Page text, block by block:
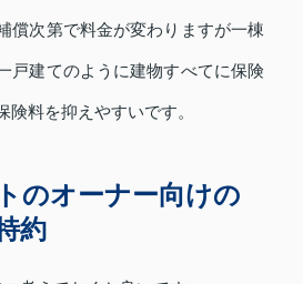
償次第で料金が変わりますが一棟
戸建てのように建物すべてに保険
険料を抑えやすいです。
のオーナー向けの
約